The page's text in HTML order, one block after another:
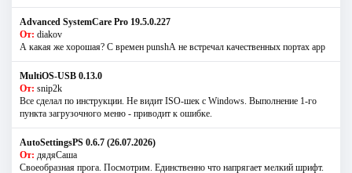
Advanced SystemCare Pro 19.5.0.227
От: diakov
А какая же хорошая? С времен punshА не встречал качественных портах app
MultiOS-USB 0.13.0
От: snip2k
Все сделал по инструкции. Не видит ISO-шек с Windows. Выполнение 1-го
пункта загрузочного меню - приводит к ошибке.
AutoSettingsPS 0.6.7 (26.07.2026)
От: дядяСаша
Своеобразная прога. Посмотрим. Единственно что напрягает мелкий шрифт.